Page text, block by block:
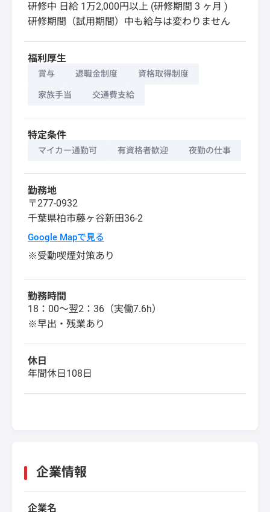
研修中 日給 1万2,000円以上 (研修期間 3 ヶ月 )
研修期間（試用期間）中も給与は変わりません
福利厚生
賞与 退職金制度 資格取得制度
家族手当 交通費支給
特定条件
マイカー通勤可 有資格者歓迎 夜勤の仕事
勤務地
〒277-0932
千葉県柏市藤ヶ谷新田36-2
Google Mapで見る
※受動喫煙対策あり
勤務時間
18：00～翌2：36（実働7.6h）
※早出・残業あり
休日
年間休日108日
企業情報
企業名